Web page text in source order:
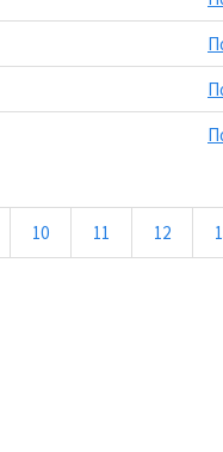
10 11 12